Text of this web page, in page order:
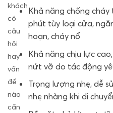
khách
có
câu
hỏi
hay
vấn
đề
nào
cần
Khả năng chống
phút tùy loại cửa,
hoạn, cháy nổ
Khả năng chịu lực
nứt vỡ do tác động
Trọng lượng nhẹ, dễ
nhẹ nhàng khi di